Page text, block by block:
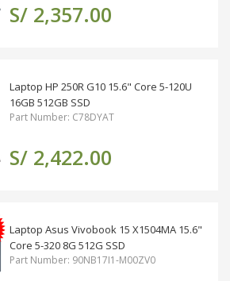
S/ 2,357.00
Laptop HP 250R G10 15.6" Core 5-120U
16GB 512GB SSD
Part Number: C78DYAT
S/ 2,422.00
Laptop Asus Vivobook 15 X1504MA 15.6"
Core 5-320 8G 512G SSD
Part Number: 90NB17I1-M00ZV0